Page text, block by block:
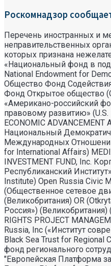
Роскомнадзор
Перечень иностранных и
неправительственных
которых признана
«Национальный фонд в
National Endowment for
Общество Фонд
Фонд Открытое общество
«Американо-российский
правовому развитию» (U.S.
ECONOMIC ADVANCEMENT
Национальный
Международных
for International Affairs)
INVESTMENT FUND, Inc.
Республиканский
Institute) Open Russia Civic
(Общественное сетевое
(Великобритания) OR
Россия») (Великобритания)
RIGHTS PROJECT
Russia, Inc («Институт
Black Sea Trust for Regional
фонд регионального
"Европейская Платформа